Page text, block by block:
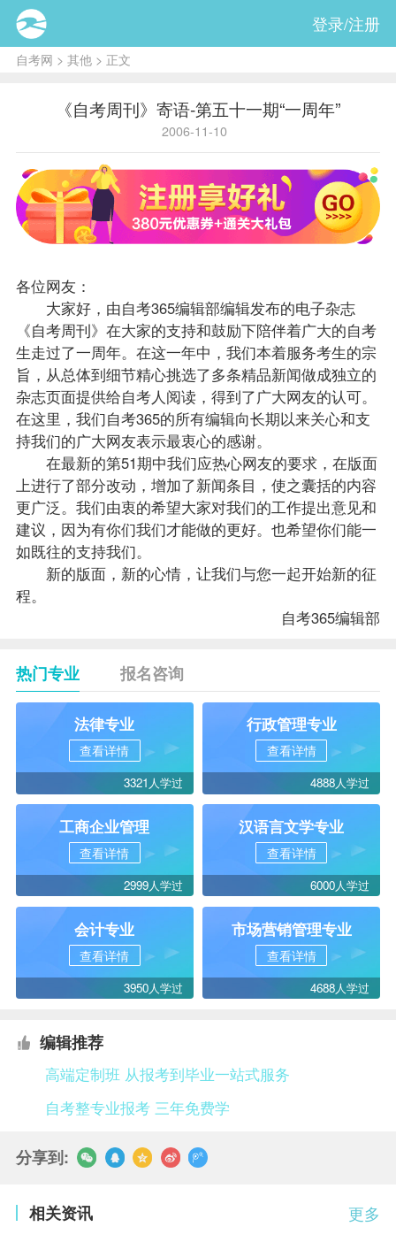
登录/注册
自考网 > 其他 > 正文
《自考周刊》寄语-第五十一期“一周年”
2006-11-10
各位网友：
大家好，由自考365编辑部编辑发布的电子杂志
《自考周刊》在大家的支持和鼓励下陪伴着广大的自考
生走过了一周年。在这一年中，我们本着服务考生的宗
旨，从总体到细节精心挑选了多条精品新闻做成独立的
杂志页面提供给自考人阅读，得到了广大网友的认可。
在这里，我们自考365的所有编辑向长期以来关心和支
持我们的广大网友表示最衷心的感谢。
在最新的第51期中我们应热心网友的要求，在版面
上进行了部分改动，增加了新闻条目，使之囊括的内容
更广泛。我们由衷的希望大家对我们的工作提出意见和
建议，因为有你们我们才能做的更好。也希望你们能一
如既往的支持我们。
新的版面，新的心情，让我们与您一起开始新的征
程。
自考365编辑部
热门专业 报名咨询
法律专业
查看详情
3321人学过
行政管理专业
查看详情
4888人学过
工商企业管理
查看详情
2999人学过
汉语言文学专业
查看详情
6000人学过
会计专业
查看详情
3950人学过
市场营销管理专业
查看详情
4688人学过
编辑推荐
高端定制班 从报考到毕业一站式服务
自考整专业报考 三年免费学
分享到:
更多
相关资讯